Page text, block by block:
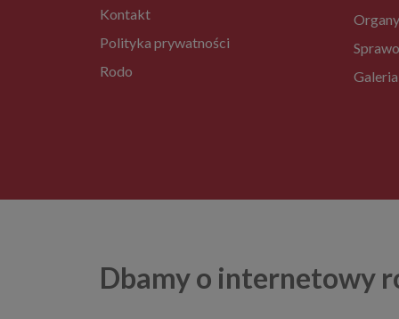
Kontakt
Polityka prywatności
Rodo
Galeria
Dbamy o internetowy